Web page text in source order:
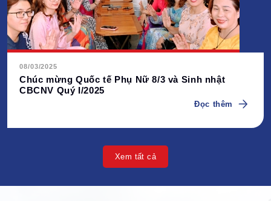
08/03/2025
Chúc mừng Quốc tế Phụ Nữ 8/3 và Sinh nhật
CBCNV Quý I/2025
Đọc thêm
Xem tất cả